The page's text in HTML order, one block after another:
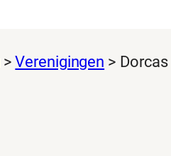
>Verenigingen > Dorcas